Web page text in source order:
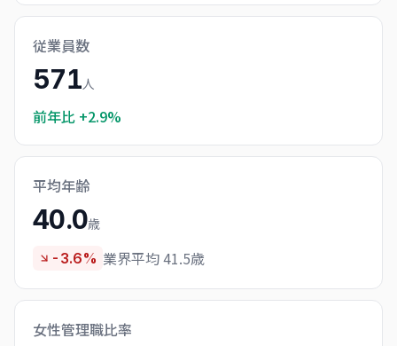
従業員数
571人
前年比 +2.9%
平均年齢
40.0歳
-3.6% 業界平均 41.5歳
女性管理職比率